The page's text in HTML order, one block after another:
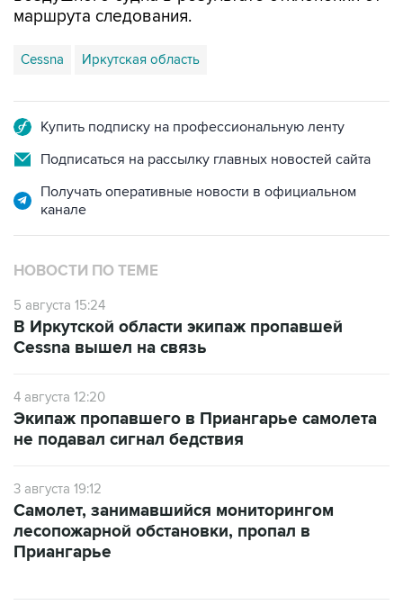
маршрута следования.
Cessna Иркутская область
Купить подписку на профессиональную ленту
Подписаться на рассылку главных новостей сайта
Получать оперативные новости в официальном
канале
НОВОСТИ ПО ТЕМЕ
5 августа 15:24
В Иркутской области экипаж пропавшей
Cessna вышел на связь
4 августа 12:20
Экипаж пропавшего в Приангарье самолета
не подавал сигнал бедствия
3 августа 19:12
Самолет, занимавшийся мониторингом
лесопожарной обстановки, пропал в
Приангарье